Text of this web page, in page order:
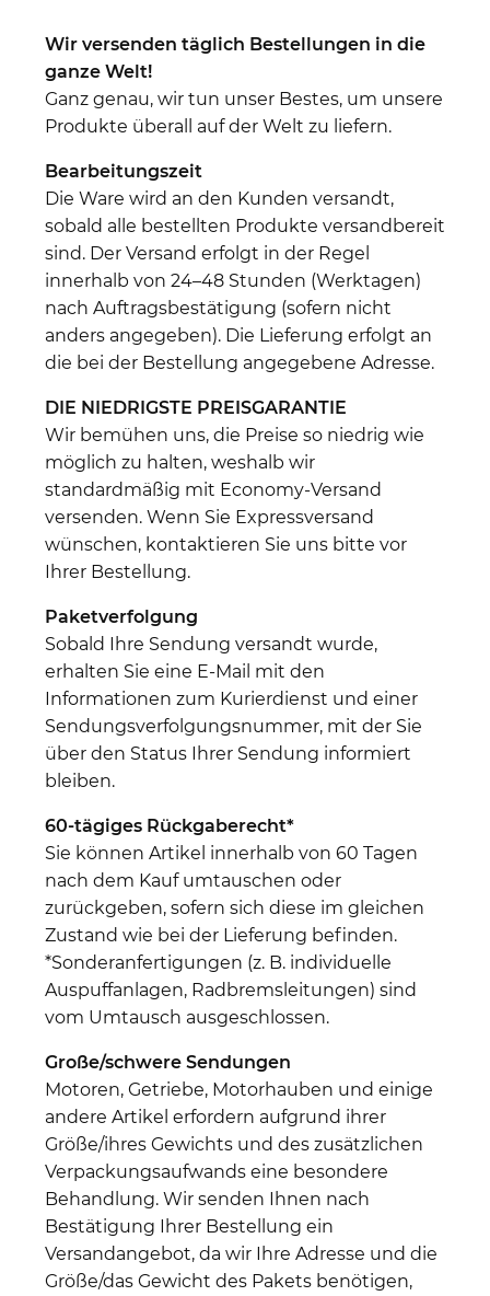
Wir versenden täglich Bestellungen in die
ganze Welt!
Ganz genau, wir tun unser Bestes, um unsere
Produkte überall auf der Welt zu liefern.
Bearbeitungszeit
Die Ware wird an den Kunden versandt,
sobald alle bestellten Produkte versandbereit
sind. Der Versand erfolgt in der Regel
innerhalb von 24–48 Stunden (Werktagen)
nach Auftragsbestätigung (sofern nicht
anders angegeben). Die Lieferung erfolgt an
die bei der Bestellung angegebene Adresse.
DIE NIEDRIGSTE PREISGARANTIE
Wir bemühen uns, die Preise so niedrig wie
möglich zu halten, weshalb wir
standardmäßig mit Economy-Versand
versenden. Wenn Sie Expressversand
wünschen, kontaktieren Sie uns bitte vor
Ihrer Bestellung.
Paketverfolgung
Sobald Ihre Sendung versandt wurde,
erhalten Sie eine E-Mail mit den
Informationen zum Kurierdienst und einer
Sendungsverfolgungsnummer, mit der Sie
über den Status Ihrer Sendung informiert
bleiben.
60-tägiges Rückgaberecht*
Sie können Artikel innerhalb von 60 Tagen
nach dem Kauf umtauschen oder
zurückgeben, sofern sich diese im gleichen
Zustand wie bei der Lieferung befinden.
*Sonderanfertigungen (z. B. individuelle
Auspuffanlagen, Radbremsleitungen) sind
vom Umtausch ausgeschlossen.
Große/schwere Sendungen
Motoren, Getriebe, Motorhauben und einige
andere Artikel erfordern aufgrund ihrer
Größe/ihres Gewichts und des zusätzlichen
Verpackungsaufwands eine besondere
Behandlung. Wir senden Ihnen nach
Bestätigung Ihrer Bestellung ein
Versandangebot, da wir Ihre Adresse und die
Größe/das Gewicht des Pakets benötigen,